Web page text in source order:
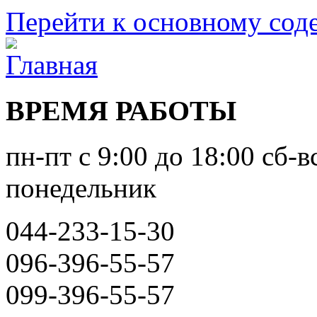
Перейти к основному
ВРЕМЯ РАБОТЫ
пн-пт с 9:00 до 18:00 сб-
понедельник
044-233-15-30
096-396-55-57
099-396-55-57